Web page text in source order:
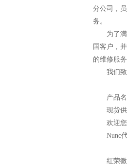
分公司，
务。
为了
国客户，
的维修服
我们
产品名
现货
欢迎
Nunc
红荣